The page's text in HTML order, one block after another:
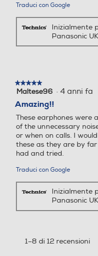
Durata
Fino a 7,5 ore di
Nella custodia
25 ore circa.
riproduzione.
facilità i tuoi
Switch tra
Traduci con Google
Inizialmente
Panasonic
★★★★★
★★★★★
5
5
stelle.
Maltese96 · 4 anni fa
Amazing!!
These earphones were
of the unnecessary
or when on calls. I
these as they are by
had and tried.
Traduci con Google
Inizialmente
Panasonic
1–8 di 12 recensioni